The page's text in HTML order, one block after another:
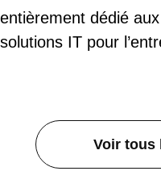
entièrement dédié
solutions IT pour
Voir tous